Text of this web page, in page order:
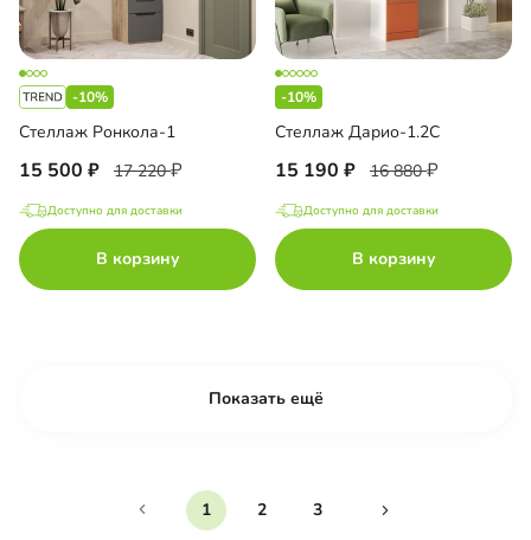
-10%
Стеллаж Ронкола-1
15 500 17 220
Доступно для доставки
В корзину
-10%
Стеллаж Дарио-1.2С
15 190 16 880
Доступно для доставки
В корзину
Показать ещё
1 2 3